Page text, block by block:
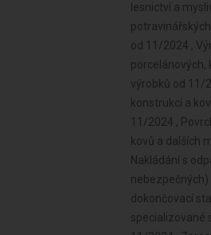
lesnictví a
od 11/2024 ,
porcelánových,
výrobků od 11/
konstrukcí a
11/2024 ,
kovů a dalších
Nakládání s
nebezpečných)
dokončovací
specializované